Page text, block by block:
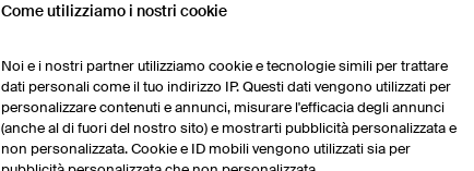
Calze
donna
Pantaloncini da basket
uomo
Come utilizziamo i nostri cookie
Noi e i nostri partner utilizziamo cookie e tecnologie simili per trattare
dati personali come il tuo indirizzo IP. Questi dati vengono utilizzati per
personalizzare contenuti e annunci, misurare l'efficacia degli annunci
(anche al di fuori del nostro sito) e mostrarti pubblicità personalizzata e
non personalizzata. Cookie e ID mobili vengono utilizzati sia per